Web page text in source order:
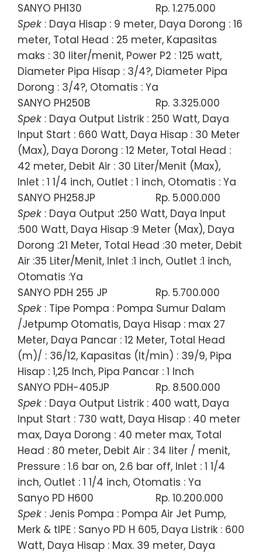
SANYO PH130
Rp. 1.275.000
Spek : Daya Hisap : 9 meter, Daya Dorong : 16
meter, Total Head : 25 meter, Kapasitas
maks : 30 liter/menit, Power P2 : 125 watt,
Diameter Pipa Hisap : 3/4?, Diameter Pipa
Dorong : 3/4?, Otomatis : Ya
SANYO PH250B
Rp. 3.325.000
Spek : Daya Output Listrik : 250 Watt, Daya
Input Start : 660 Watt, Daya Hisap : 30 Meter
(Max), Daya Dorong : 12 Meter, Total Head :
42 meter, Debit Air : 30 Liter/Menit (Max),
Inlet : 1 1/4 inch, Outlet : 1 inch, Otomatis : Ya
SANYO PH258JP
Rp. 5.000.000
Spek : Daya Output :250 Watt, Daya Input
:500 Watt, Daya Hisap :9 Meter (Max), Daya
Dorong :21 Meter, Total Head :30 meter, Debit
Air :35 Liter/Menit, Inlet :1 inch, Outlet :1 inch,
Otomatis :Ya
SANYO PDH 255 JP
Rp. 5.700.000
Spek : Tipe Pompa : Pompa Sumur Dalam
/Jetpump Otomatis, Daya Hisap : max 27
Meter, Daya Pancar : 12 Meter, Total Head
(m)/ : 36/12, Kapasitas (lt/min) : 39/9, Pipa
Hisap : 1,25 Inch, Pipa Pancar : 1 Inch
SANYO PDH-405JP
Rp. 8.500.000
Spek : Daya Output Listrik : 400 watt, Daya
Input Start : 730 watt, Daya Hisap : 40 meter
max, Daya Dorong : 40 meter max, Total
Head : 80 meter, Debit Air : 34 liter / menit,
Pressure : 1.6 bar on, 2.6 bar off, Inlet : 1 1/4
inch, Outlet : 1 1/4 inch, Otomatis : Ya
Sanyo PD H600
Rp. 10.200.000
Spek : Jenis Pompa : Pompa Air Jet Pump,
Merk & tIPE : Sanyo PD H 605, Daya Listrik : 600
Watt, Daya Hisap : Max. 39 meter, Daya